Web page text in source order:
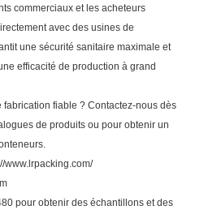
commerciaux et les acheteurs
avec des usines de
une sécurité sanitaire maximale et
efficacité de production à grand
fiable ? Contactez-nous dès
de produits ou pour obtenir un
www.lrpacking.com/
pour obtenir des échantillons et des